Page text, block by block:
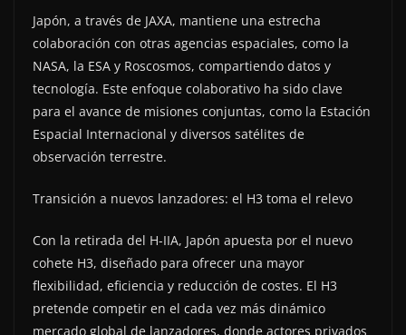
Japón, a través de JAXA, mantiene una estrecha
colaboración con otras agencias espaciales, como la
NASA, la ESA y Roscosmos, compartiendo datos y
tecnología. Este enfoque colaborativo ha sido clave
para el avance de misiones conjuntas, como la Estación
Espacial Internacional y diversos satélites de
observación terrestre.
Transición a nuevos lanzadores: el H3 toma el relevo
Con la retirada del H-IIA, Japón apuesta por el nuevo
cohete H3, diseñado para ofrecer una mayor
flexibilidad, eficiencia y reducción de costes. El H3
pretende competir en el cada vez más dinámico
mercado global de lanzadores, donde actores privados